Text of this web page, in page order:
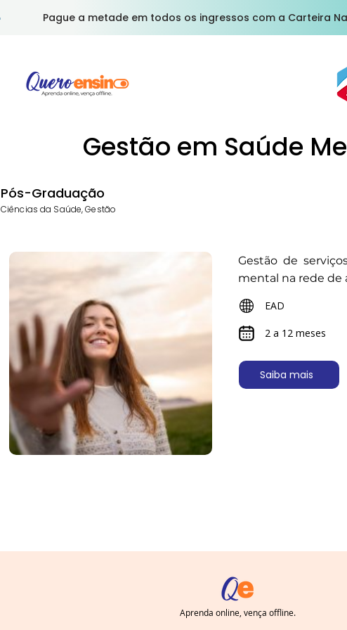
Pague a metade em todos os ingressos com a Carteira
Gestão em Saúde
Pós-Graduação
Ciências da Saúde, Gestão
Gestão de
mental na rede de
EAD
2 a 12 meses
Saiba mais
Aprenda online, vença offline.